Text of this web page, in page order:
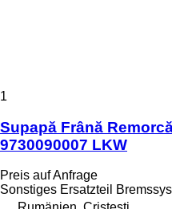
1
Supapă Frână
9730090007 LKW
Preis auf Anfrage
Sonstiges Ersatzteil